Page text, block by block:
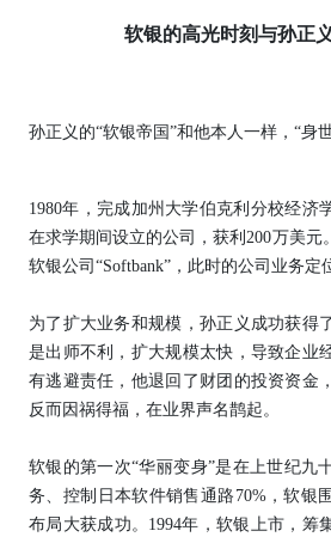
软银的高光时刻与孙正
孙正义的“软银帝国”和他本人一样，“身
1980年，完成加州大学伯克利分校经济
在求学期间设立的公司，获利200万美元
软银公司“Softbank”，此时的公司业务定
为了扩大业务和规模，孙正义成功获得
是出师不利，扩大规模太快，导致企业
有逃避责任，他退回了财团的投资资金
反而因祸得福，在业界声名鹊起。
软银的第一次“华丽变身”是在上世纪九
务、控制日本软件销售通路70%，软银
布局大获成功。1994年，软银上市，筹